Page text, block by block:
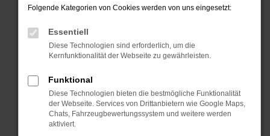
Manche Erweiterungen, wie Werbeblocker,
können das Laden bestimmter Seiten
verhindern. Funktioniert die Seite in einem
Fenster?
Starte dein Gerät neu.
Das kann manchmal helfen, vorübergehende
Probleme zu beheben.
Folgende Kategorien von Cookies werden von uns eingesetzt:
Essentiell
Diese Technologien sind erforderlich, um die
Kernfunktionalität der Webseite zu gewährleisten.
Funktional
Diese Technologien bieten die bestmögliche Funktionalität
der Webseite. Services von Drittanbietern wie Google Maps,
Chats, Fahrzeugbewertungssystem und weitere werden
aktiviert.